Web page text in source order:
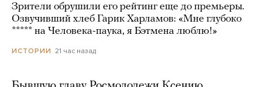
Зрители обрушили его рейтинг еще до премьеры.
Озвучивший хлеб Гарик Харламов: «Мне глубоко
***** на Человека-паука, я Бэтмена люблю!»
ИСТОРИИ 21 час назад